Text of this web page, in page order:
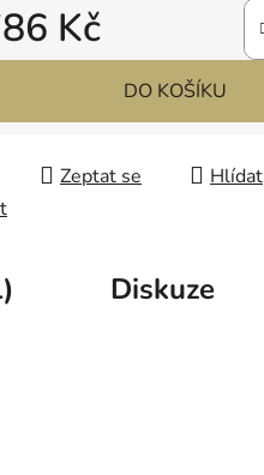
Kč
DO KOŠÍKU
Zeptat se
Hlídat
Diskuze